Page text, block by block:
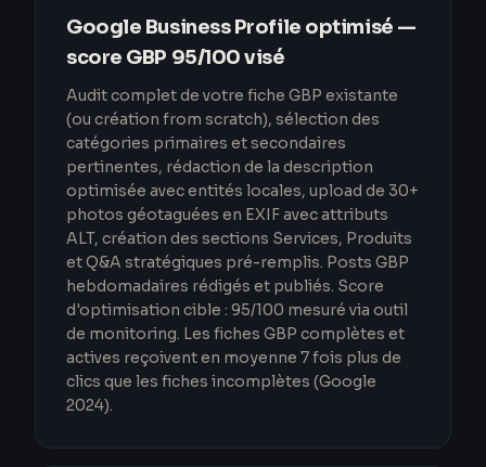
Google Business Profile optimisé —
score GBP 95/100 visé
Audit complet de votre fiche GBP existante
(ou création from scratch), sélection des
catégories primaires et secondaires
pertinentes, rédaction de la description
optimisée avec entités locales, upload de 30+
photos géotaguées en EXIF avec attributs
ALT, création des sections Services, Produits
et Q&A stratégiques pré-remplis. Posts GBP
hebdomadaires rédigés et publiés. Score
d'optimisation cible : 95/100 mesuré via outil
de monitoring. Les fiches GBP complètes et
actives reçoivent en moyenne 7 fois plus de
clics que les fiches incomplètes (Google
2024).